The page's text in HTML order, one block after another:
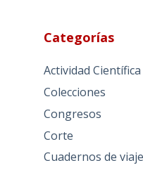
Categorías
Actividad Científica
Colecciones
Congresos
Corte
Cuadernos de viaje